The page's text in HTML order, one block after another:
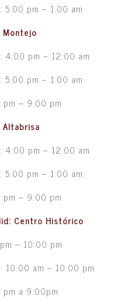
5:00 pm – 1:00 am
4:00 pm – 12:00 am
5:00 pm – 1:00 am
pm – 9:00 pm
4:00 pm – 12:00 am
5:00 pm – 1:00 am
pm – 9:00 pm
Centro Histórico
– 10:00 pm
10:00 am – 10:00 pm
pm a 9:00pm